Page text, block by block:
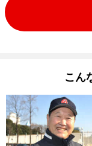
こん